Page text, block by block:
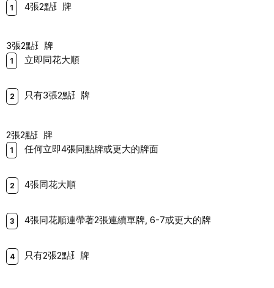
4張2點⺩牌
3張2點⺩牌
⽴即同花⼤順
只有3張2點⺩牌
2張2點⺩牌
任何⽴即4張同點牌或更⼤的牌⾯
4張同花⼤順
4張同花順連帶著2張連續單牌, 6-7或更⼤的牌
只有2張2點⺩牌